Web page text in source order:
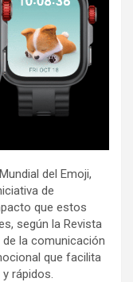
del Emoji,
de
que estos
según la Revista
la comunicación
que facilita
rápidos.